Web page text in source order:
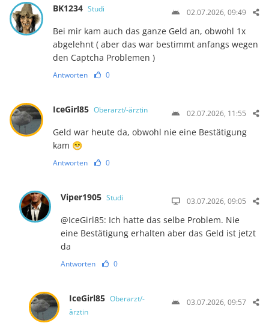
BK1234 Studi 02.07.2026, 09:49
Bei mir kam auch das ganze Geld an, obwohl 1x
abgelehnt ( aber das war bestimmt anfangs wegen
den Captcha Problemen )
Antworten 0
IceGirl85 Oberarzt/-ärztin 02.07.2026, 11:55
Geld war heute da, obwohl nie eine Bestätigung
kam 😁
Antworten 0
Viper1905 Studi 03.07.2026, 09:05
@IceGirl85: Ich hatte das selbe Problem. Nie
eine Bestätigung erhalten aber das Geld ist jetzt
da
Antworten 0
IceGirl85 Oberarzt/-
ärztin
03.07.2026, 09:57